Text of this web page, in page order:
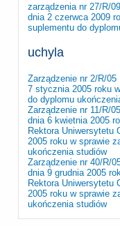
zarządzenia nr 27/R/
dnia 2 czerwca 2009
suplementu do
uchyla
Zarządzenie nr 2/R/
7 stycznia 2005 roku
do dyplomu
Zarządzenie nr 11/R/
dnia 6 kwietnia 2005
Rektora Uniwersytetu
2005 roku w sprawie
ukończenia studiów
Zarządzenie nr 40/R/
dnia 9 grudnia 2005
Rektora Uniwersytetu
2005 roku w sprawie
ukończenia studiów